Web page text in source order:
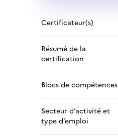
Certificateur(s)
Résumé de la
certification
Blocs de compétences
Secteur d’activité et
type d’emploi